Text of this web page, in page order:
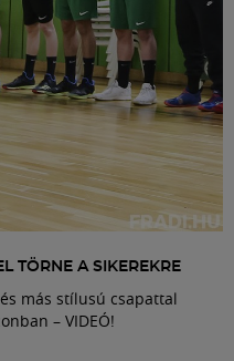
TÖRNE A SIKEREKRE
más stílusú csapattal
– VIDEÓ!